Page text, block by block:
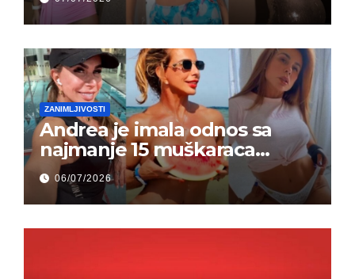
ZANIMLJIVOSTI
Andrea je imala odnos sa
najmanje 15 muškaraca
odjednom – „Doktor mi je
rekao…“ (FOTO)
06/07/2026